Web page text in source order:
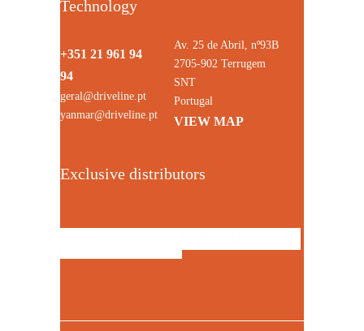
Technology
+351 21 961 94
94
geral@driveline.pt
yanmar@driveline.pt
Av. 25 de Abril, nº93B
2705-902 Terrugem
SNT
Portugal
VIEW MAP
Exclusive distributors